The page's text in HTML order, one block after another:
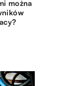
można